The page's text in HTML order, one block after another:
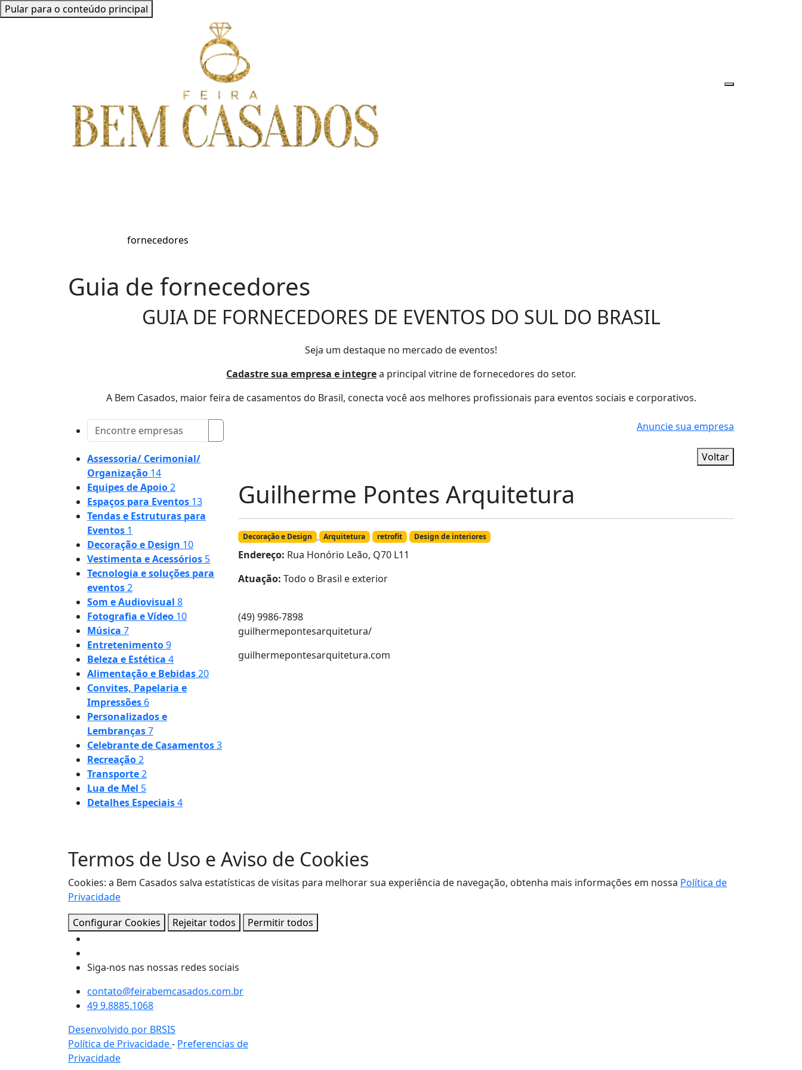
Pular para o conteúdo principal
fornecedores
Guia de fornecedores
GUIA DE FORNECEDORES DE EVENTOS DO SUL DO BRASIL
Seja um destaque no mercado de eventos!
Cadastre sua empresa e integrea principal vitrine de fornecedores do setor.
A Bem Casados, maior feira de casamentos do Brasil, conecta você aos melhores profissionais para eventos sociais e corporativos.
Assessoria/ Cerimonial/
Organização 14
Equipes de Apoio2
Espaços para Eventos 13
Tendas e Estruturas para
Eventos 1
Decoração e Design 10
Vestimenta e Acessórios 5
Tecnologia e soluções para
eventos2
Som e Audiovisual 8
Fotografia e Vídeo 10
Música 7
Entretenimento9
Beleza e Estética 4
Alimentação e Bebidas20
Convites, Papelaria e
Impressões 6
Personalizados e
Lembranças7
Celebrante de Casamentos3
Recreação2
Transporte2
Lua de Mel 5
Detalhes Especiais4
Anuncie sua empresa
Voltar
Guilherme Pontes Arquitetura
Decoração e Design Arquitetura retrofit Design de interiores
Endereço: Rua Honório Leão, Q70 L11
Atuação: Todo o Brasil e exterior
(49) 9986-7898
guilhermepontesarquitetura/
guilhermepontesarquitetura.com
Termos de Uso e Aviso de Cookies
Cookies: a Bem Casados salva estatísticas de visitas para melhorar sua experiência de navegação, obtenha mais informações em nossa Política de
Privacidade
Configurar Cookies
Rejeitar todos Permitir todos
Siga-nos nas nossas redes sociais
contato@feirabemcasados.com.br
49 9.8885.1068
Desenvolvido por BRSIS
Política de Privacidade- Preferencias de
Privacidade